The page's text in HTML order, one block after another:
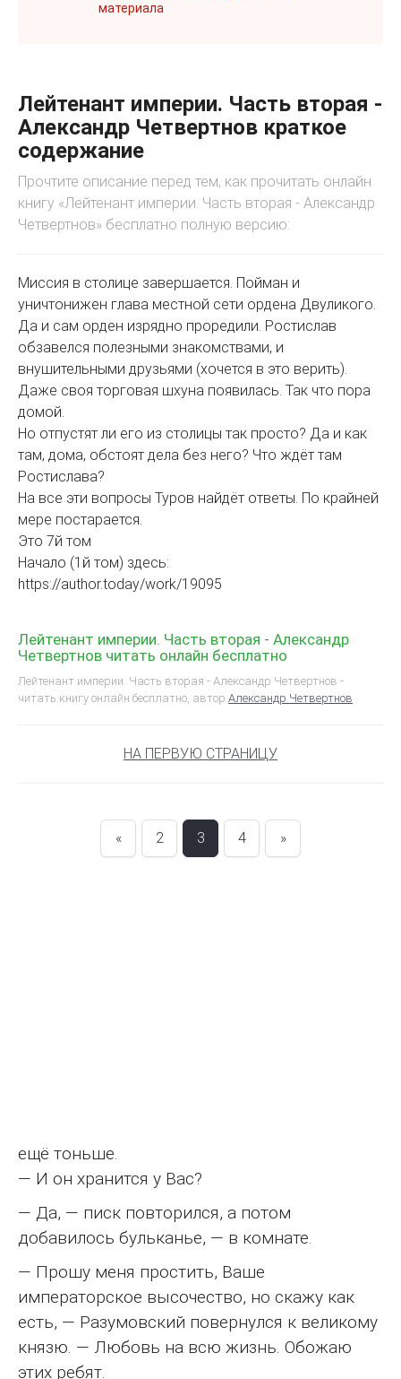
материала
Лейтенант империи. Часть вторая -
Александр Четвертнов краткое
содержание
Прочтите описание перед тем, как прочитать онлайн
книгу «Лейтенант империи. Часть вторая - Александр
Четвертнов» бесплатно полную версию:
Миссия в столице завершается. Пойман и
уничтонижен глава местной сети ордена Двуликого.
Да и сам орден изрядно проредили. Ростислав
обзавелся полезными знакомствами, и
внушительными друзьями (хочется в это верить).
Даже своя торговая шхуна появилась. Так что пора
домой.
Но отпустят ли его из столицы так просто? Да и как
там, дома, обстоят дела без него? Что ждёт там
Ростислава?
На все эти вопросы Туров найдёт ответы. По крайней
мере постарается.
Это 7й том
Начало (1й том) здесь:
https://author.today/work/19095
Лейтенант империи. Часть вторая - Александр
Четвертнов читать онлайн бесплатно
Лейтенант империи. Часть вторая - Александр Четвертнов -
читать книгу онлайн бесплатно, автор Александр Четвертнов
НА ПЕРВУЮ СТРАНИЦУ
« 2 3 4 »
ещё тоньше.
— И он хранится у Вас?
— Да, — писк повторился, а потом
добавилось бульканье, — в комнате.
— Прошу меня простить, Ваше
императорское высочество, но скажу как
есть, — Разумовский повернулся к великому
князю. — Любовь на всю жизнь. Обожаю
этих ребят.